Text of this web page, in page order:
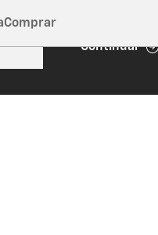
Continuar
Comprar